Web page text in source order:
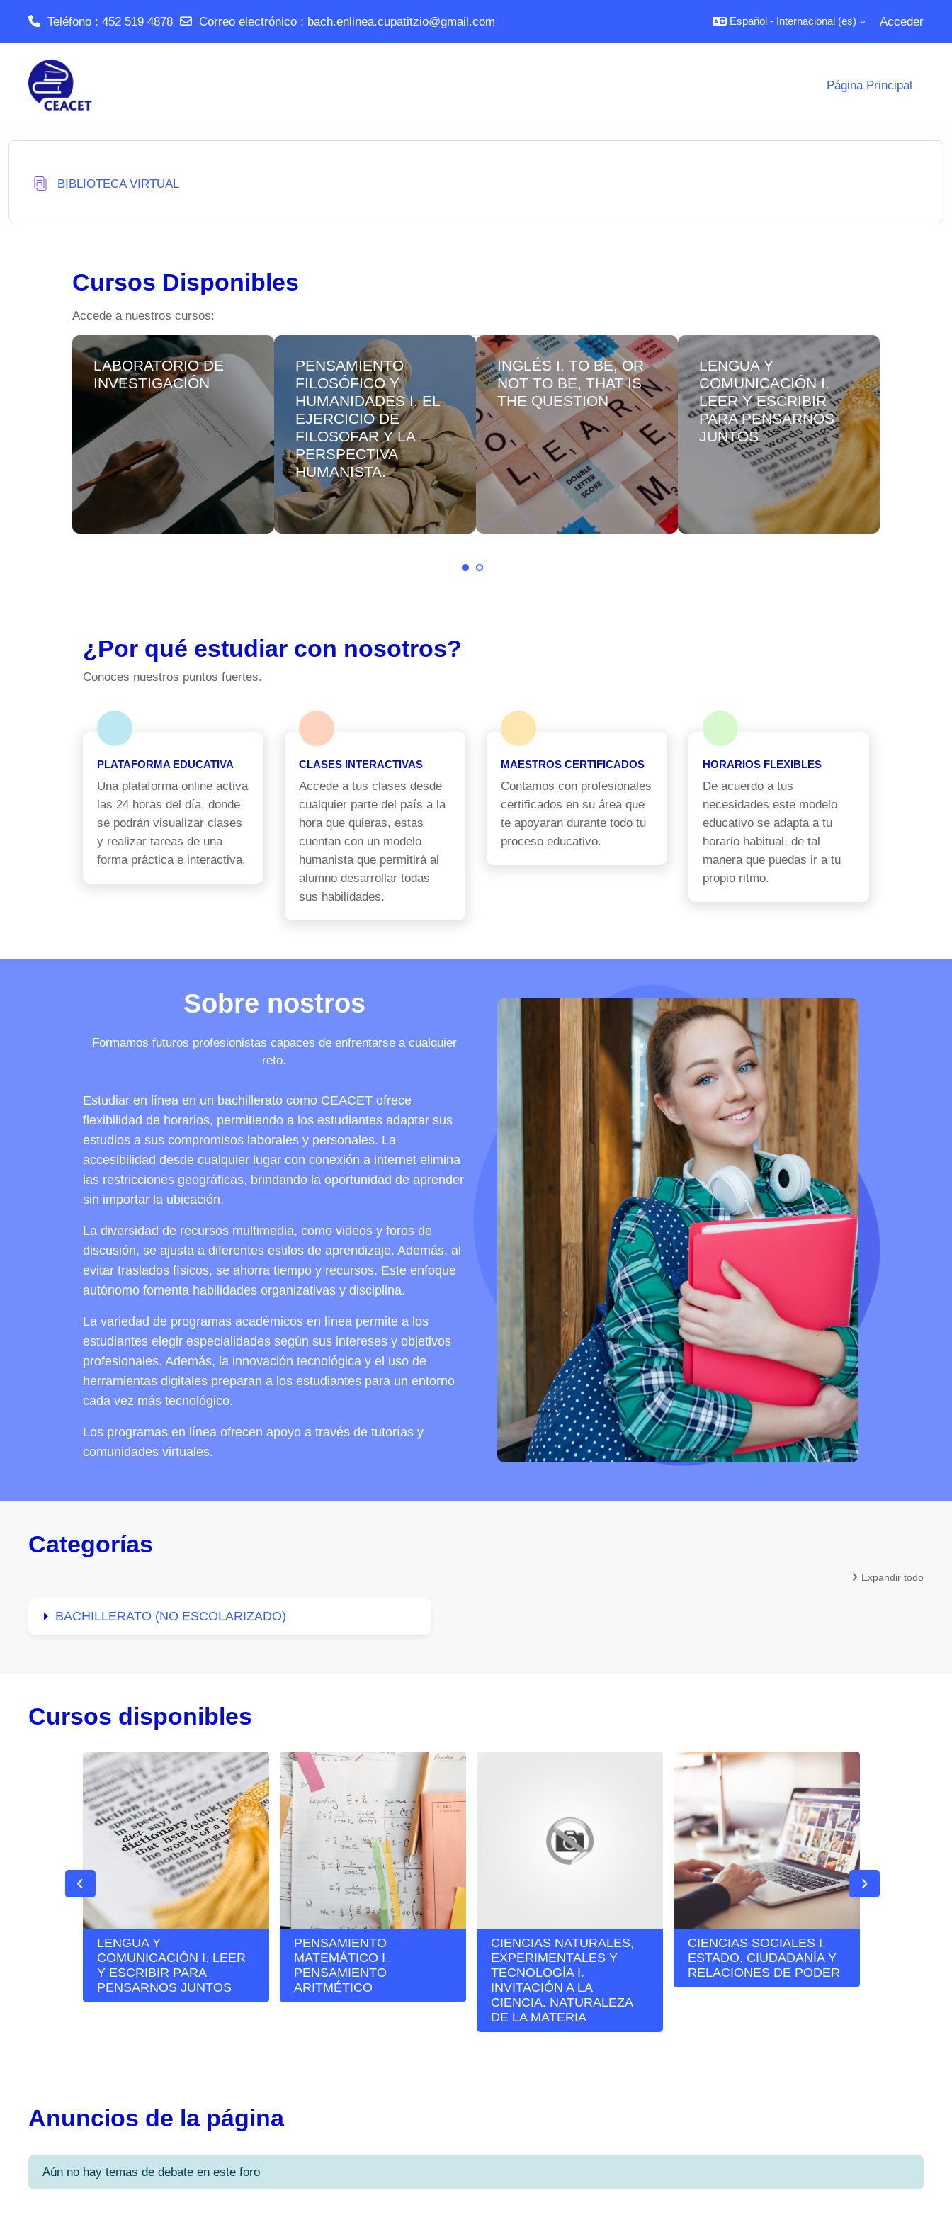
Teléfono : 452 519 4878 Correo electrónico : bach.enlinea.cupatitzio@gmail.com Español - Internacional ‎(es)‎ Acceder
Página Principal
BIBLIOTECA VIRTUAL
Cursos Disponibles
Accede a nuestros cursos:
LABORATORIO DE
INVESTIGACIÓN
PENSAMIENTO
FILOSÓFICO Y
HUMANIDADES I. EL
EJERCICIO DE
FILOSOFAR Y LA
PERSPECTIVA
HUMANISTA.
INGLÉS I. TO BE, OR
NOT TO BE, THAT IS
THE QUESTION
LENGUA Y
COMUNICACIÓN I.
LEER Y ESCRIBIR
PARA PENSARNOS
JUNTOS
¿Por qué estudiar con nosotros?
Conoces nuestros puntos fuertes.
PLATAFORMA EDUCATIVA
Una plataforma online activa
las 24 horas del día, donde
se podrán visualizar clases
y realizar tareas de una
forma práctica e interactiva.
CLASES INTERACTIVAS
Accede a tus clases desde
cualquier parte del país a la
hora que quieras, estas
cuentan con un modelo
humanista que permitirá al
alumno desarrollar todas
sus habilidades.
MAESTROS CERTIFICADOS
Contamos con profesionales
certificados en su área que
te apoyaran durante todo tu
proceso educativo.
HORARIOS FLEXIBLES
De acuerdo a tus
necesidades este modelo
educativo se adapta a tu
horario habitual, de tal
manera que puedas ir a tu
propio ritmo.
Sobre nostros
Formamos futuros profesionistas capaces de enfrentarse a cualquier
reto.
Estudiar en línea en un bachillerato como CEACET ofrece
flexibilidad de horarios, permitiendo a los estudiantes adaptar sus
estudios a sus compromisos laborales y personales. La
accesibilidad desde cualquier lugar con conexión a internet elimina
las restricciones geográficas, brindando la oportunidad de aprender
sin importar la ubicación.
La diversidad de recursos multimedia, como videos y foros de
discusión, se ajusta a diferentes estilos de aprendizaje. Además, al
evitar traslados físicos, se ahorra tiempo y recursos. Este enfoque
autónomo fomenta habilidades organizativas y disciplina.
La variedad de programas académicos en línea permite a los
estudiantes elegir especialidades según sus intereses y objetivos
profesionales. Además, la innovación tecnológica y el uso de
herramientas digitales preparan a los estudiantes para un entorno
cada vez más tecnológico.
Los programas en línea ofrecen apoyo a través de tutorías y
comunidades virtuales.
Categorías
Expandir todo
BACHILLERATO (NO ESCOLARIZADO)
Cursos disponibles
LENGUA Y
COMUNICACIÓN I. LEER
Y ESCRIBIR PARA
PENSARNOS JUNTOS
PENSAMIENTO
MATEMÁTICO I.
PENSAMIENTO
ARITMÉTICO
CIENCIAS NATURALES,
EXPERIMENTALES Y
TECNOLOGÍA I.
INVITACIÓN A LA
CIENCIA. NATURALEZA
DE LA MATERIA
CIENCIAS SOCIALES I.
ESTADO, CIUDADANÍA Y
RELACIONES DE PODER
Anuncios de la página
Aún no hay temas de debate en este foro